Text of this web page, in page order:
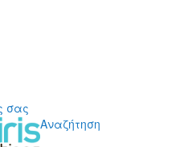
σας
Αναζήτηση